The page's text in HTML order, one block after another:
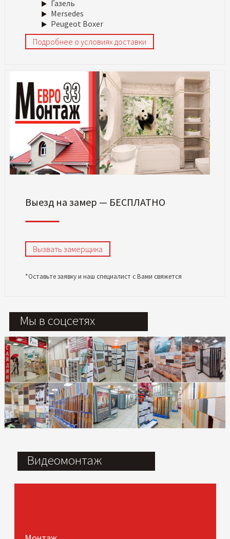
Газель
Mersedes
Peugeot Boxer
Подробнее о условиях доставки
Выезд на замер — БЕСПЛАТНО
Вызвать замерщика
*Оставьте заявку и наш специалист с Вами свяжется
Мы в соцсетях
Видеомонтаж